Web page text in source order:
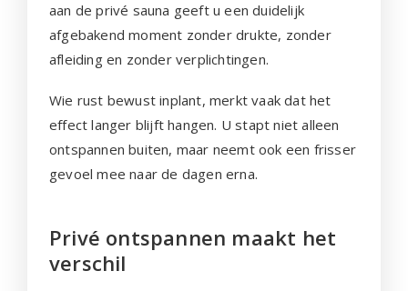
aan de privé sauna geeft u een duidelijk
afgebakend moment zonder drukte, zonder
afleiding en zonder verplichtingen.
Wie rust bewust inplant, merkt vaak dat het
effect langer blijft hangen. U stapt niet alleen
ontspannen buiten, maar neemt ook een frisser
gevoel mee naar de dagen erna.
Privé ontspannen maakt het
verschil